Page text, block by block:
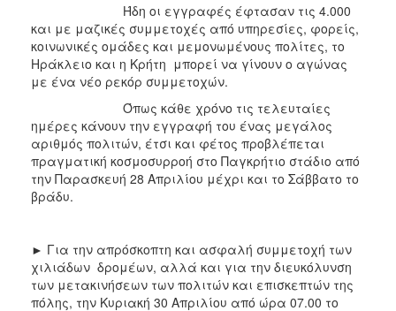
Ήδη οι εγγραφές έφτασαν τις 4.000
και με μαζικές συμμετοχές από υπηρεσίες, φορείς,
κοινωνικές ομάδες και μεμονωμένους πολίτες, το
Ηράκλειο και η Κρήτη μπορεί να γίνουν ο αγώνας
με ένα νέο ρεκόρ συμμετοχών.
Όπως κάθε χρόνο τις τελευταίες
ημέρες κάνουν την εγγραφή του ένας μεγάλος
αριθμός πολιτών, έτσι και φέτος προβλέπεται
πραγματική κοσμοσυρροή στο Παγκρήτιο στάδιο από
την Παρασκευή 28 Απριλίου μέχρι και το Σάββατο το
βράδυ.
► Για την απρόσκοπτη και ασφαλή συμμετοχή των
χιλιάδων δρομέων, αλλά και για την διευκόλυνση
των μετακινήσεων των πολιτών και επισκεπτών της
πόλης, την Κυριακή 30 Απριλίου από ώρα 07.00 το